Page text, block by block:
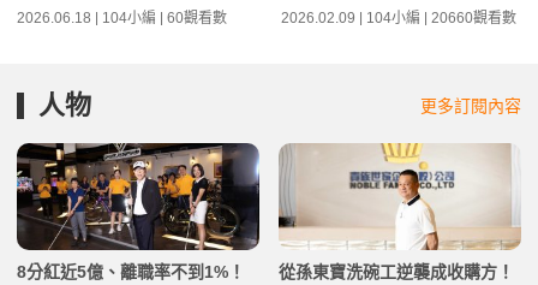
2026.06.18 | 104小編 | 60觀看數 2026.02.09 | 104小編 | 20660觀看數
人物 更多訂閱內容
8分紅近5億、離職率不到1%！
從孫東寶洗碗工逆襲成收購方！